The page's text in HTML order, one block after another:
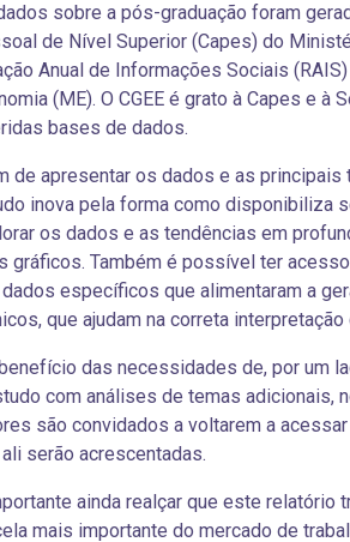
sobre a pós-graduação foram
de Nível Superior (Capes) do
Anual de Informações Sociais
(ME). O CGEE é grato à Capes e
bases de dados.
de apresentar os dados e as
inova pela forma como disponibiliza
os dados e as tendências em
gráficos. Também é possível ter
específicos que alimentaram a
que ajudam na correta
das necessidades de, por um
com análises de temas adicionais,
são convidados a voltarem a
serão acrescentadas.
ainda realçar que este
mais importante do mercado de